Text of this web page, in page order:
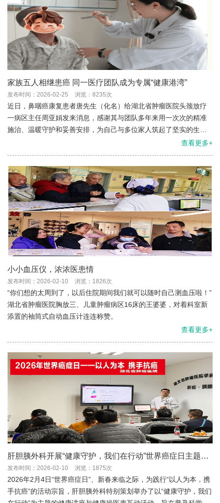
家族五人相继患癌 同一医疗团队成为专属“健康港湾”
发布时间：2026-02-25 浏览：8235次
近日，鼻咽癌康复患者唐先生（化名）给湖北省肿瘤医院头颈放疗
一病区主任周亚娟发来消息，感谢其与团队多年来用一次次的精准
施治、温暖守护和妥善安排，为自己与多位家人筑起了坚实的生命
查看更多+
小小血压仪，浓浓医患情
发布时间：2026-02-10 浏览：1826次
“你们想的太周到了，以后住院期间我们就可以随时自己测血压啦！”
湖北省肿瘤医院胸放三、儿童肿瘤病区16床的王婆婆，对着科室新
添置的袖筒式自动血压计连连称赞。
查看更多+
肝胆胰外科开展“健康守护，我们在行动”世界癌症日主题活
动
发布时间：2026-02-10 浏览：1875次
2026年2月4日“世界癌症日”、新春来临之际，为践行“以人为本，携
手抗癌”的活动宗旨，肝胆胰外科特别策划举办了以“健康守护，我们